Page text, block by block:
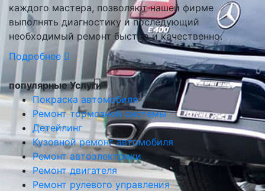
каждого мастера, позволяют нашей фирме
выполнять диагностику и последующий
необходимый ремонт быстро и качественно.
Подробнее
популярные Услуги
Покраска автомобиля
Ремонт тормозной системы
Детейлинг
Кузовной ремонт автомобиля
Ремонт автоэлектрики
Ремонт двигателя
Ремонт рулевого управления